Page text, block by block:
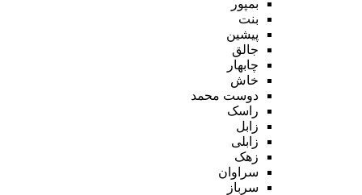
بمپور
بنت
پیشین
جالق
چابهار
خاش
دوست محمد
راسک
زابل
زابلی
زهک
سراوان
سرباز